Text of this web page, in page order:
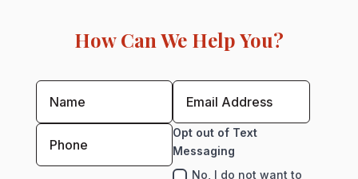
How Can We Help You?
Opt out of Text
Messaging
No, I do not want to